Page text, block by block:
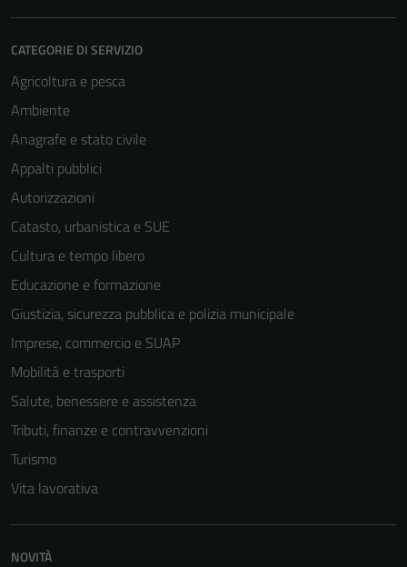
CATEGORIE DI SERVIZIO
Agricoltura e pesca
Ambiente
Anagrafe e stato civile
Appalti pubblici
Autorizzazioni
Catasto, urbanistica e SUE
Cultura e tempo libero
Educazione e formazione
Giustizia, sicurezza pubblica e polizia municipale
Imprese, commercio e SUAP
Mobilità e trasporti
Salute, benessere e assistenza
Tributi, finanze e contravvenzioni
Turismo
Vita lavorativa
NOVITÀ